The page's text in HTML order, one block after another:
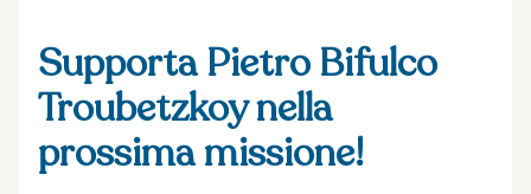
Supporta Pietro Bifulco
Troubetzkoy nella
prossima missione!